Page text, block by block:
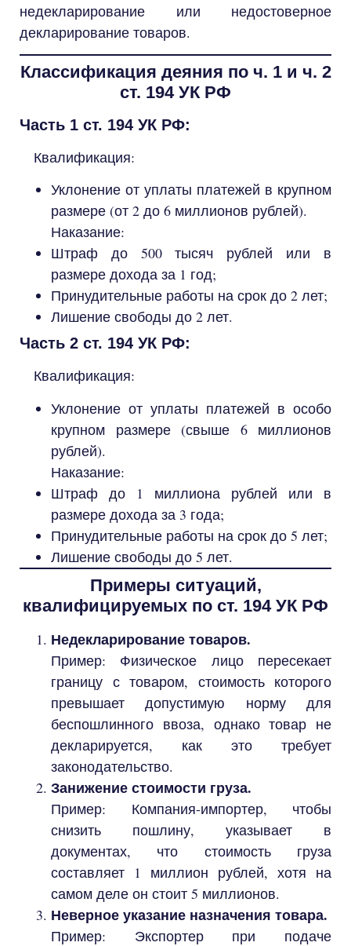
недекларирование или недостоверное
декларирование товаров.
Классификация деяния по ч. 1 и ч. 2
ст. 194 УК РФ
Часть 1 ст. 194 УК РФ:
Квалификация:
Уклонение от уплаты платежей в крупном
размере (от 2 до 6 миллионов рублей).
Наказание:
Штраф до 500 тысяч рублей или в
размере дохода за 1 год;
Принудительные работы на срок до 2 лет;
Лишение свободы до 2 лет.
Часть 2 ст. 194 УК РФ:
Квалификация:
Уклонение от уплаты платежей в особо
крупном размере (свыше 6 миллионов
рублей).
Наказание:
Штраф до 1 миллиона рублей или в
размере дохода за 3 года;
Принудительные работы на срок до 5 лет;
Лишение свободы до 5 лет.
Примеры ситуаций,
квалифицируемых по ст. 194 УК РФ
Недекларирование товаров.
Пример: Физическое лицо пересекает
границу с товаром, стоимость которого
превышает допустимую норму для
беспошлинного ввоза, однако товар не
декларируется, как это требует
законодательство.
Занижение стоимости груза.
Пример: Компания-импортер, чтобы
снизить пошлину, указывает в
документах, что стоимость груза
составляет 1 миллион рублей, хотя на
самом деле он стоит 5 миллионов.
Неверное указание назначения товара.
Пример: Экспортер при подаче